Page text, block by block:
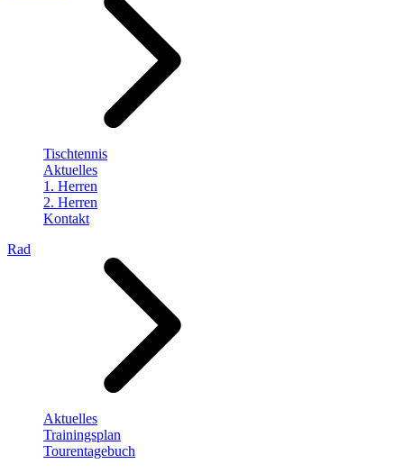
Tischtennis
Aktuelles
1. Herren
2. Herren
Kontakt
Rad
Aktuelles
Trainingsplan
Tourentagebuch